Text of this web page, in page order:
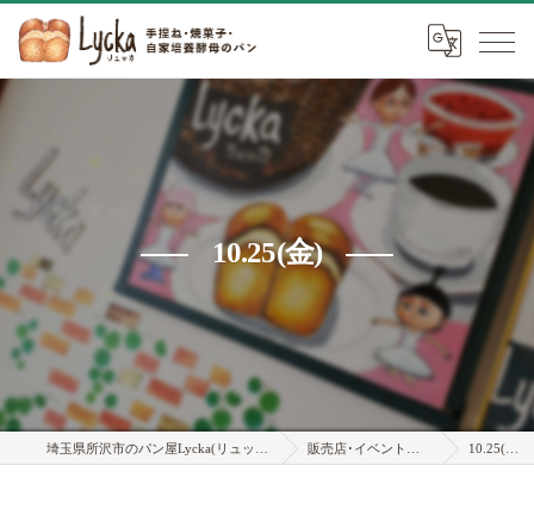
10.25(金)
販売店･イベント情報 10.25(金)